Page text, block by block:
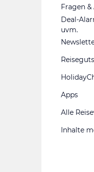
Fragen
Deal-
uvm.
Apps
Alle
Inhalte